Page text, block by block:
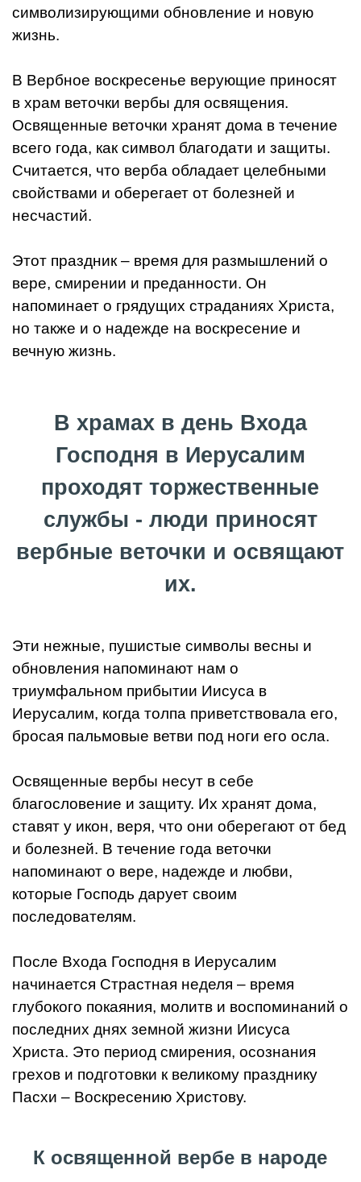
символизирующими обновление и новую
жизнь.
В Вербное воскресенье верующие приносят
в храм веточки вербы для освящения.
Освященные веточки хранят дома в течение
всего года, как символ благодати и защиты.
Считается, что верба обладает целебными
свойствами и оберегает от болезней и
несчастий.
Этот праздник – время для размышлений о
вере, смирении и преданности. Он
напоминает о грядущих страданиях Христа,
но также и о надежде на воскресение и
вечную жизнь.
В храмах в день Входа
Господня в Иерусалим
проходят торжественные
службы - люди приносят
вербные веточки и освящают
их.
Эти нежные, пушистые символы весны и
обновления напоминают нам о
триумфальном прибытии Иисуса в
Иерусалим, когда толпа приветствовала его,
бросая пальмовые ветви под ноги его осла.
Освященные вербы несут в себе
благословение и защиту. Их хранят дома,
ставят у икон, веря, что они оберегают от бед
и болезней. В течение года веточки
напоминают о вере, надежде и любви,
которые Господь дарует своим
последователям.
После Входа Господня в Иерусалим
начинается Страстная неделя – время
глубокого покаяния, молитв и воспоминаний о
последних днях земной жизни Иисуса
Христа. Это период смирения, осознания
грехов и подготовки к великому празднику
Пасхи – Воскресению Христову.
К освященной вербе в народе